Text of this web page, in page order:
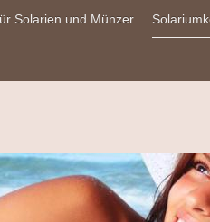
Solarien und Münzer